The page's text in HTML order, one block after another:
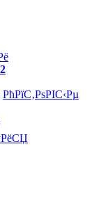
2
РћРїС‚РѕРІС‹Рµ